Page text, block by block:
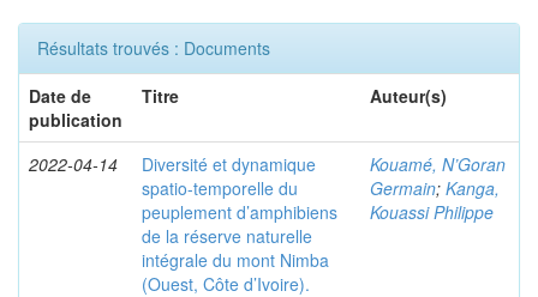
Résultats trouvés : Documents
Date de
publication
Titre Auteur(s)
2022-04-14
Diversité et dynamique
spatio-temporelle du
peuplement d’amphibiens
de la réserve naturelle
intégrale du mont Nimba
(Ouest, Côte d’Ivoire).
Kouamé, N’Goran
Germain; Kanga,
Kouassi Philippe